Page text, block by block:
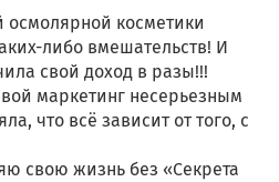
косметики
либо вмешательств! И
свой доход в разы!!!
маркетинг несерьезным
что всё зависит от того, с
свою жизнь без «Секрета